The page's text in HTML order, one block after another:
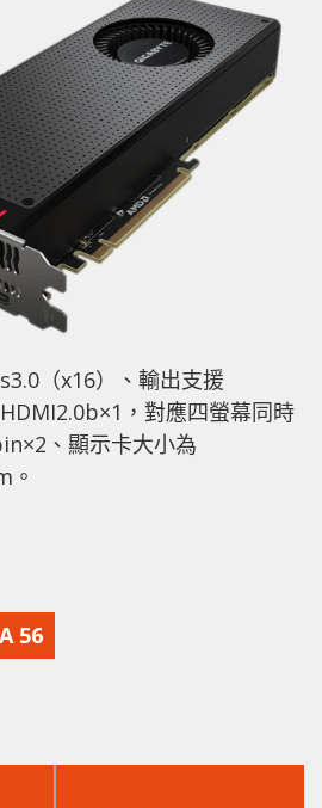
（x16）、輸出支援
，對應四螢幕同時
、顯示卡大小為
。
56